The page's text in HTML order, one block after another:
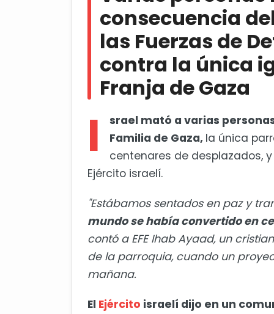
Un ataque no justificado
Diagnostican a Trump con
consecuencia
las Fuerzas de
contra la única
Franja de Gaza
I
srael mató a varias
Familia de Gaza, la única
centenares de desplazados,
Ejército israelí.
"Estábamos sentados en paz y
mundo se había convertido en
contó a EFE Ihab Ayaad, un
de la parroquia, cuando un
mañana.
El Ejército israelí dijo en un